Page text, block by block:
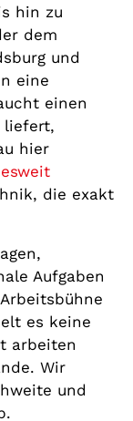
hin zu
dem
und
eine
einen
liefert,
hier
die exakt
Aufgaben
es keine
arbeiten
Wir
und